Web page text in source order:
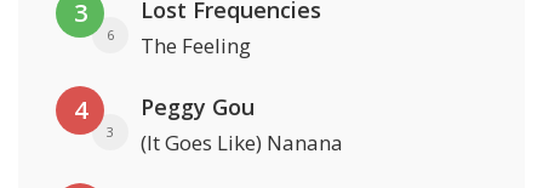
3
6
Lost Frequencies
The Feeling
4
3
Peggy Gou
(It Goes Like) Nanana